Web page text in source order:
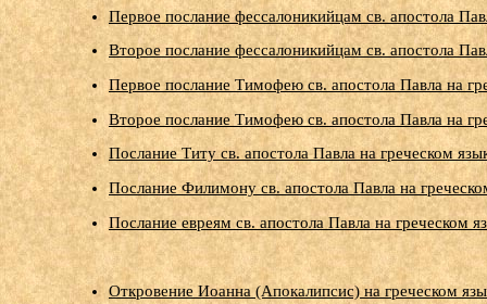
Первое послание фессалоникийцам св. апостола
Второе послание фессалоникийцам св. апостола
Первое послание Тимофею св. апостола Павла на
Второе послание Тимофею св. апостола Павла на
Послание Титу св. апостола Павла на греческом
Послание Филимону св. апостола Павла на
Послание евреям св. апостола Павла на греческом
Откровение Иоанна (Апокалипсис) на греческом